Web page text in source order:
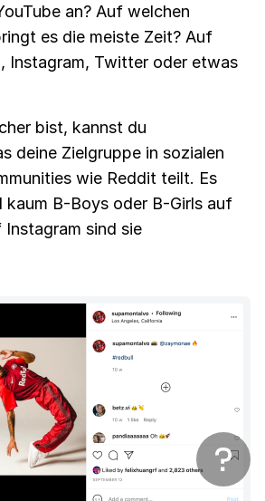
an? Auf welchen
es die meiste Zeit? Auf
Instagram, Twitter oder etwas
bist, kannst du
deine Zielgruppe in sozialen
wie Reddit teilt. Es
kaum B-Boys oder B-Girls auf
sind sie